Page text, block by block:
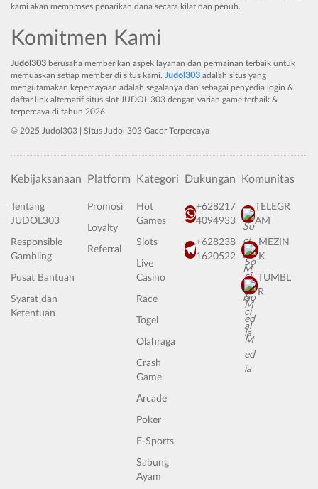
kami akan memproses penarikan dana secara kilat dan penuh.
Komitmen Kami
Judol303 berusaha memberikan aspek layanan dan permainan terbaik untuk
memuaskan setiap member di situs kami. Judol303 adalah situs yang
mengutamakan kepercayaan adalah segalanya dan sebagai penyedia login &
daftar link alternatif situs slot JUDOL 303 dengan varian game terbaik &
terpercaya di tahun 2026.
© 2025 Judol303 | Situs Judol 303 Gacor Terpercaya
Kebijaksanaan
Tentang
JUDOL303
Responsible
Gambling
Pusat Bantuan
Syarat dan
Ketentuan
Platform
Promosi
Loyalty
Referral
Kategori
Hot
Games
Slots
Live
Casino
Race
Togel
Olahraga
Crash
Game
Arcade
Poker
E-Sports
Sabung
Ayam
Dukungan
+628217
4094933
+628238
1620522
Komunitas
TELEGR
AM
MEZIN
K
TUMBL
R